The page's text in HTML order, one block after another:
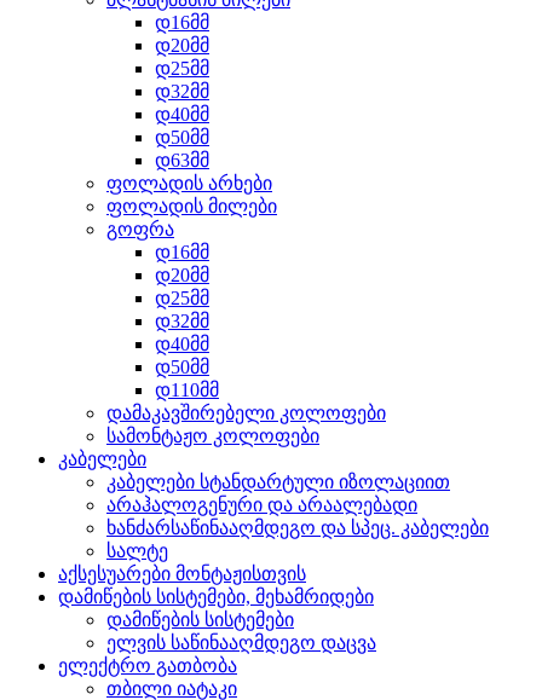
დ16მმ
დ20მმ
დ25მმ
დ32მმ
დ40მმ
დ50მმ
დ63მმ
ფოლადის არხები
ფოლადის მილები
გოფრა
დ16მმ
დ20მმ
დ25მმ
დ32მმ
დ40მმ
დ50მმ
დ110მმ
დამაკავშირებელი კოლოფები
სამონტაჟო კოლოფები
კაბელები
კაბელები სტანდარტული იზოლაციით
არაჰალოგენური და არაალებადი
ხანძარსაწინააღმდეგო და სპეც. კაბელები
სალტე
აქსესუარები მონტაჟისთვის
დამიწების სისტემები, მეხამრიდები
დამიწების სისტემები
ელვის საწინააღმდეგო დაცვა
ელექტრო გათბობა
თბილი იატაკი